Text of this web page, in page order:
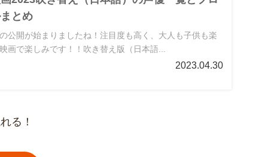
とめ
公開が始まりましたね！注目度も高く、大人も子供も楽
画で楽しみです！！吹き替え版（日本語...
2023.04.30
る！